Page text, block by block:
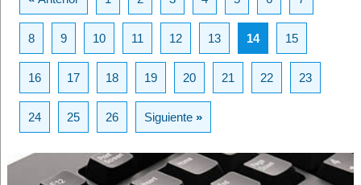
8 9 10 11 12 13 14 15
16 17 18 19 20 21 22 23
24 25 26 Siguiente»